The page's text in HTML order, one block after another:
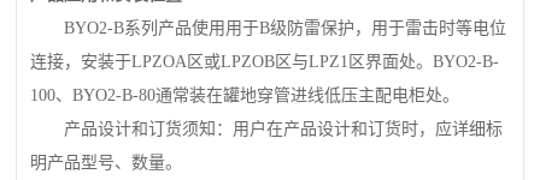
BYO2-B系列产品使用用于B级防雷保护，用于雷击时等电位
连接，安装于LPZOA区或LPZOB区与LPZ1区界面处。BYO2-B-
100、BYO2-B-80通常装在罐地穿管进线低压主配电柜处。
产品设计和订货须知：用户在产品设计和订货时，应详细标
明产品型号、数量。